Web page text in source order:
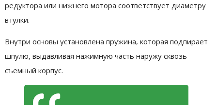
редуктора или нижнего мотора соответствует диаметру
втулки.
Внутри основы установлена пружина, которая подпирает
шпулю, выдавливая нажимную часть наружу сквозь
съемный корпус.